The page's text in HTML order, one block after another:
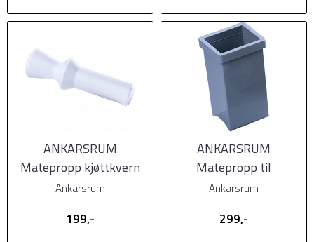
ANKARSRUM
Matepropp kjøttkvern
Ankarsrum
199,-
ANKARSRUM
Matepropp til
grønnsakskutter
Ankarsrum
299,-